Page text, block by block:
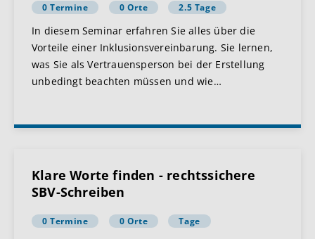
0 Termine 0 Orte 2.5 Tage
In diesem Seminar erfahren Sie alles über die
Vorteile einer Inklusionsvereinbarung. Sie lernen,
was Sie als Vertrauensperson bei der Erstellung
unbedingt beachten müssen und wie…
Klare Worte finden - rechtssichere
SBV-Schreiben
0 Termine 0 Orte Tage